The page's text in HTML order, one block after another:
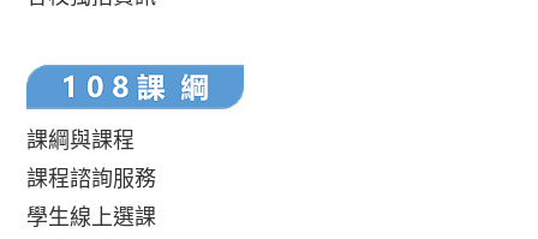
課綱與課程
課程諮詢服務
學生線上選課